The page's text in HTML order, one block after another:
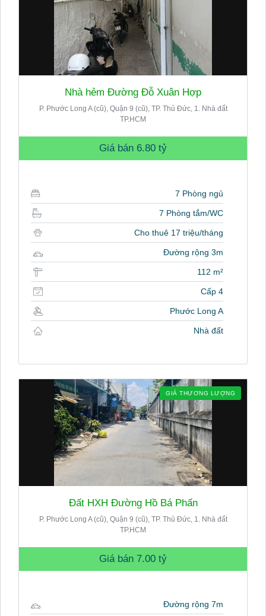
Nhà hẻm Đường Đỗ Xuân Hợp
P. Phước Long A (cũ), Quận 9 (cũ), TP. Thủ Đức, 1. Nhà đất
TP.HCM
Giá bán 6.80 tỷ
7 Phòng ngủ
7 Phòng tắm/WC
Cho thuê 17 triệu/tháng
Đường rộng 3m
112 m²
Cấp 4
Phước Long A
Nhà đất
GIÁ THƯƠNG LƯỢNG
Đất HXH Đường Hồ Bá Phấn
P. Phước Long A (cũ), Quận 9 (cũ), TP. Thủ Đức, 1. Nhà đất
TP.HCM
Giá bán 7.00 tỷ
Đường rộng 7m